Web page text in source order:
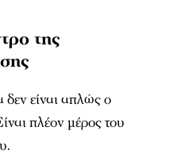
της
δεν είναι απλώς ο
πλέον μέρος του